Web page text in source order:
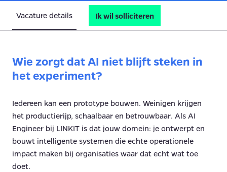
Vacature details Ik wil solliciteren
Wie zorgt dat AI niet blijft steken in
het experiment?
Iedereen kan een prototype bouwen. Weinigen krijgen
het productierijp, schaalbaar en betrouwbaar. Als AI
Engineer bij LINKIT is dat jouw domein: je ontwerpt en
bouwt intelligente systemen die echte operationele
impact maken bij organisaties waar dat echt wat toe
doet.